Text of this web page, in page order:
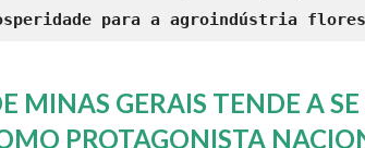
para a agroindústria
MINAS GERAIS TENDE A
PROTAGONISTA